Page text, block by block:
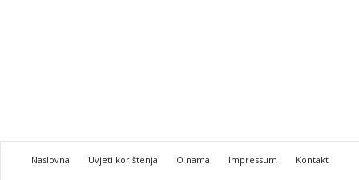
Naslovna Uvjeti korištenja O nama Impressum
Kontakt